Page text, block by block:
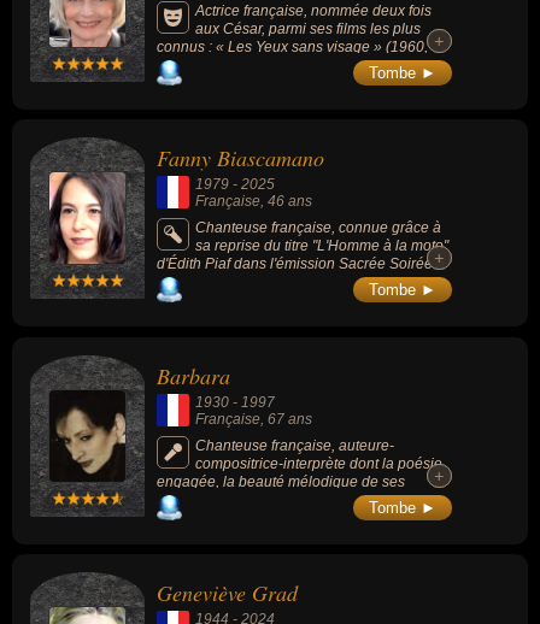
Actrice française, nommée deux fois
aux César, parmi ses films les plus
connus : « Les Yeux sans visage » (1960,
horreur), « La Voie lactée » (1969, drame), «
L'Heure d'été » (2008, drame) ou « Holy
+
+
Tombe ►
Fanny Biascamano
1979 - 2025
Française, 46 ans
Chanteuse française, connue grâce à
sa reprise du titre "L'Homme à la moto"
d'Édith Piaf dans l'émission Sacrée Soirée à
l'âge de 12 ans. En 1997, elle a représenté
la France au Concours Eurovision de la
+
+
Tombe ►
Barbara
1930 - 1997
Française , 67 ans
Chanteuse française, auteure-
compositrice-interprète dont la poésie
engagée, la beauté mélodique de ses
compositions et la profondeur de l’émotion
que dégageait sa voix lui assurèrent un
notamment : « Une petite cantate » (1964), «
Dis, quand reviendras-tu ? » (1964), «
+
+
Tombe ►
Geneviève Grad
1944 - 2024